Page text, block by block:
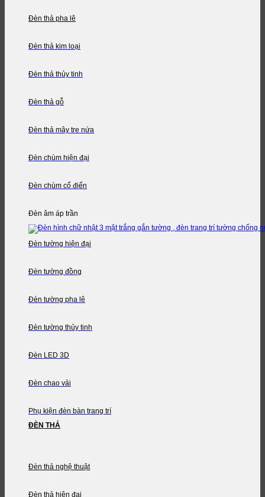
Đèn thả pha lê
Đèn thả kim loại
Đèn thả thủy tinh
Đèn thả gỗ
Đèn thả mây tre nứa
Đèn chùm hiện đại
Đèn chùm cổ điển
Đèn âm áp trần
Đèn tường hiện đại
Đèn tường đồng
Đèn tường pha lê
Đèn tường thủy tinh
Đèn LED 3D
Đèn chao vải
Phụ kiện đèn bàn trang trí
ĐÈN THẢ
Đèn thả nghệ thuật
Đèn thả hiện đại